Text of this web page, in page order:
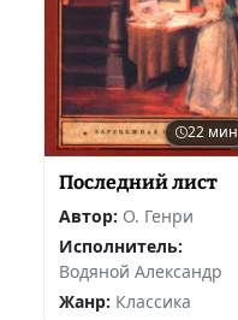
22 мин
Последний лист
Автор: О. Генри
Исполнитель:
Водяной Александр
Жанр: Классика